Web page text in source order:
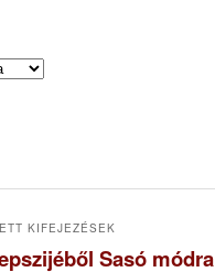
KIFEJEZÉSEK
Sasó módra